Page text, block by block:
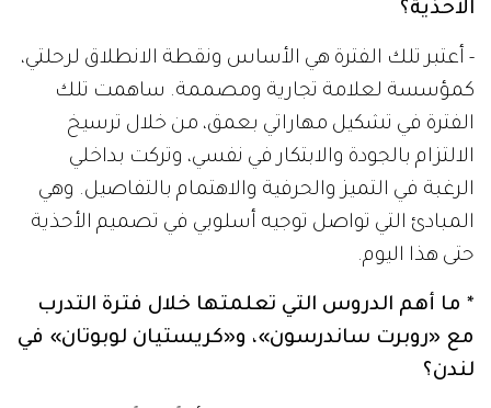
الأحذية؟
- أعتبر تلك الفترة هي الأساس ونقطة الانطلاق لرحلتي،
كمؤسسة لعلامة تجارية ومصممة. ساهمت تلك
الفترة في تشكيل مهاراتي بعمق، من خلال ترسيخ
الالتزام بالجودة والابتكار في نفسي، وتركت بداخلي
الرغبة في التميز والحرفية والاهتمام بالتفاصيل. وهي
المبادئ التي تواصل توجيه أسلوبي في تصميم الأحذية
حتى هذا اليوم.
* ما أهم الدروس التي تعلمتها خلال فترة التدرب
مع «روبرت ساندرسون»، و«كريستيان لوبوتان» في
لندن؟